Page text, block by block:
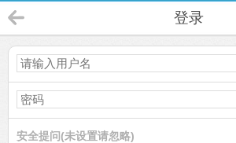
登录
安全提问(未设置请忽略)